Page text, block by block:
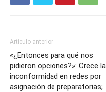
Artículo anterior
«¿Entonces para qué nos
pidieron opciones?»: Crece la
inconformidad en redes por
asignación de preparatorias;